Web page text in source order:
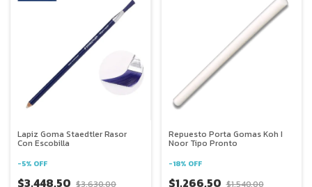
Lapiz Goma Staedtler Rasor
Con Escobilla
-5% OFF
$3.448,50 $3.630,00
Repuesto Porta Gomas Koh I
Noor Tipo Pronto
-18% OFF
$1.266,50 $1.540,00